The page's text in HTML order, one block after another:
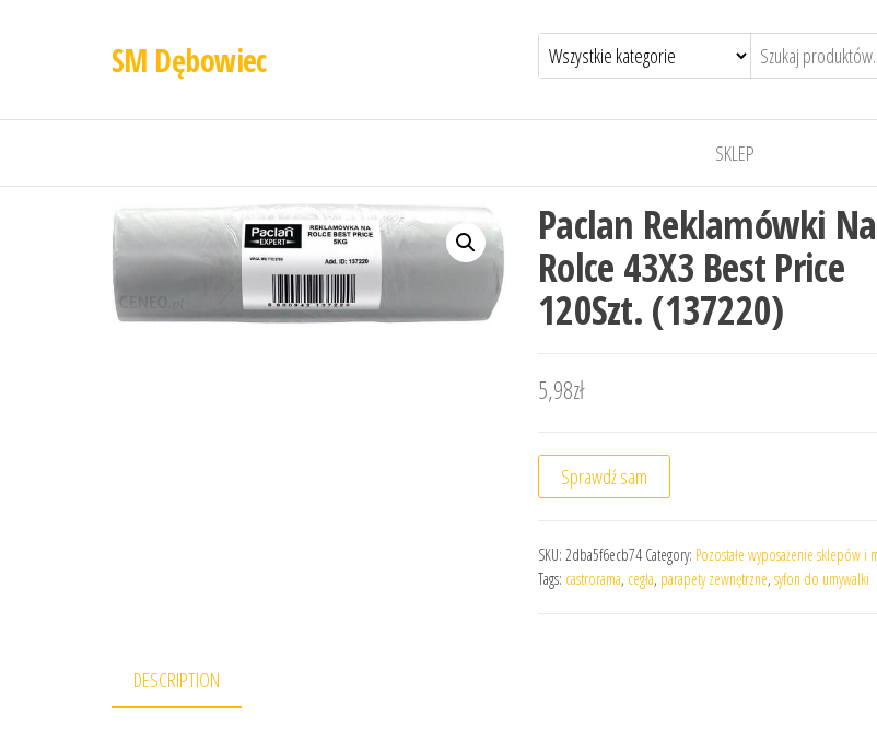
SM Dębowiec
SKLEP
Paclan Reklamówki Na
Rolce 43X3 Best Price
120Szt. (137220)
5,98zł
Sprawdź sam
SKU: 2dba5f6ecb74 Category: Pozostałe wyposażenie sklepów i
Tags: castrorama, cegła, parapety zewnętrzne, syfon do umywalki
DESCRIPTION